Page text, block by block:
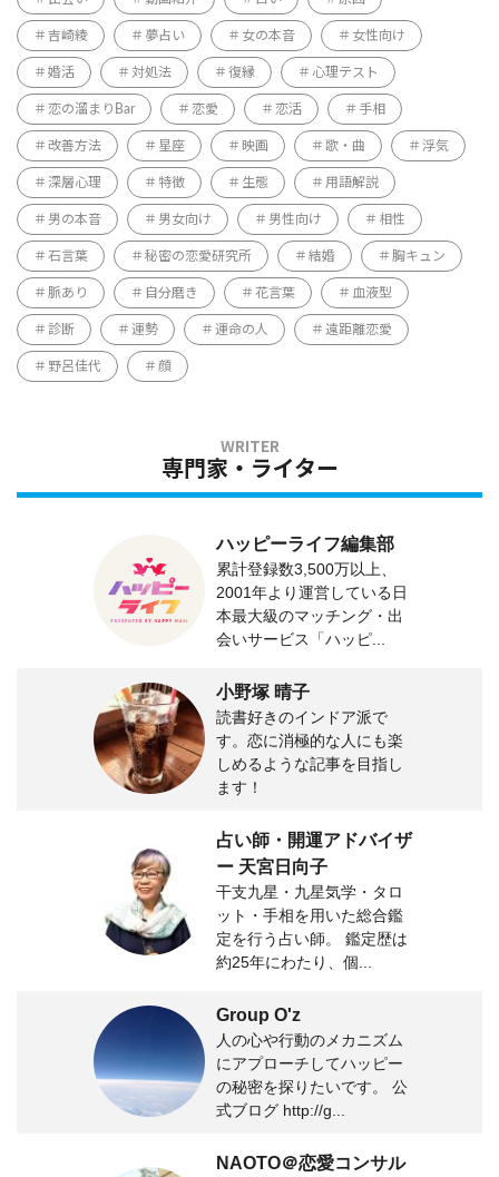
吉崎綾 夢占い 女の本音 女性向け
婚活 対処法 復縁 心理テスト
恋の溜まりBar 恋愛 恋活 手相
改善方法 星座 映画 歌・曲 浮気
深層心理 特徴 生態 用語解説
男の本音 男女向け 男性向け 相性
石言葉 秘密の恋愛研究所 結婚 胸キュン
脈あり 自分磨き 花言葉 血液型
診断 運勢 運命の人 遠距離恋愛
野呂佳代 顔
専門家・ライター
ハッピーライフ編集部
累計登録数3,500万以上、
2001年より運営している日
本最大級のマッチング・出
会いサービス「ハッピ...
小野塚 晴子
読書好きのインドア派で
す。恋に消極的な人にも楽
しめるような記事を目指し
ます！
占い師・開運アドバイザ
ー 天宮日向子
干支九星・九星気学・タロ
ット・手相を用いた総合鑑
定を行う占い師。 鑑定歴は
約25年にわたり、個...
Group O'z
人の心や行動のメカニズム
にアプローチしてハッピー
の秘密を探りたいです。 公
式ブログ http://g...
NAOTO＠恋愛コンサル